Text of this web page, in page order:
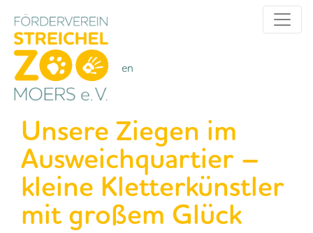
KategorienAlle Kategorien
Unsere Ziegen im
Ausweichquartier –
kleine Kletterkünstler
mit großem Glück